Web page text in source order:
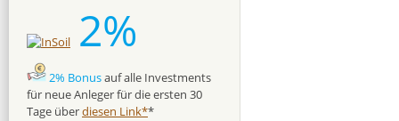
2%
2% Bonusauf alle Investments
für neue Anleger für die ersten 30
Tage überdiesen Link**